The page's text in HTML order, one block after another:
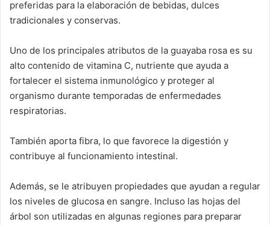
preferidas para la elaboración de bebidas, dulces
tradicionales y conservas.
Uno de los principales atributos de la guayaba rosa es su
alto contenido de vitamina C, nutriente que ayuda a
fortalecer el sistema inmunológico y proteger al
organismo durante temporadas de enfermedades
respiratorias.
También aporta fibra, lo que favorece la digestión y
contribuye al funcionamiento intestinal.
Además, se le atribuyen propiedades que ayudan a regular
los niveles de glucosa en sangre. Incluso las hojas del
árbol son utilizadas en algunas regiones para preparar